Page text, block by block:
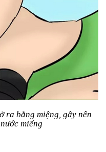
ra bằng miệng, gây nên
miếng